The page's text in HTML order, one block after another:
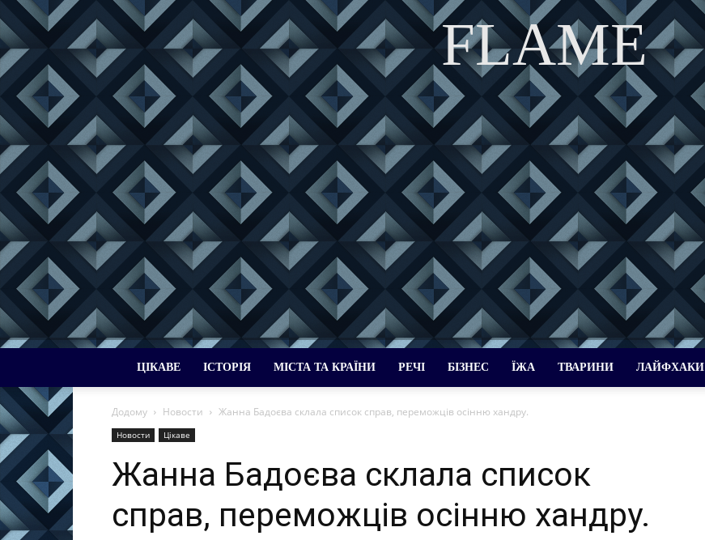
FLAME
DISCOVER THE ART OF PUBLISHING
ЦІКАВЕ ІСТОРІЯ МІСТА ТА КРАЇНИ РЕЧІ БІЗНЕС ЇЖА ТВАРИНИ ЛАЙФХАКИ
Додому Новости Жанна Бадоєва склала список справ, переможців осінню хандру.
Новости Цікаве
Жанна Бадоєва склала список
справ, переможців осінню хандру.